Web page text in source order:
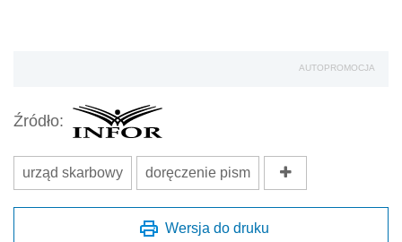
AUTOPROMOCJA
Źródło:
urząd skarbowy doręczenie pism
Wersja do druku